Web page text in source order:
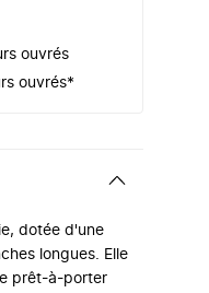
ouvrés
ouvrés*
dotée d'une
longues. Elle
prêt-à-porter